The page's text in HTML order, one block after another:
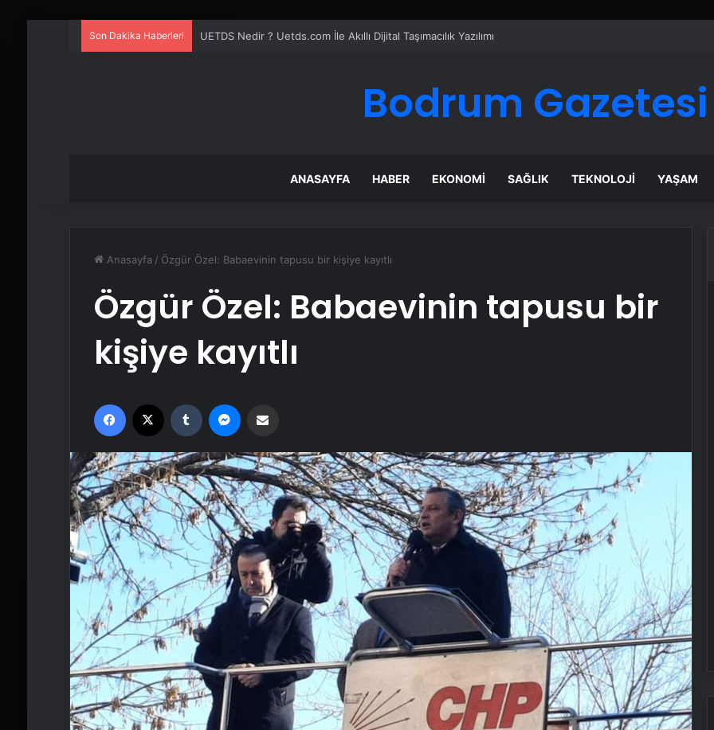
Son Dakika Haberleri Vira Assistance’tan Türkiye Genelinde Güvenli Araç Taşıma ve Yol Yardım Atağı
Bodrum Gazetesi
ANASAYFA HABER EKONOMI SAĞLIK TEKNOLOJI YAŞAM
Anasayfa / Özgür Özel: Babaevinin tapusu bir kişiye kayıtlı
Özgür Özel: Babaevinin tapusu bir
kişiye kayıtlı
Facebook Tumblr